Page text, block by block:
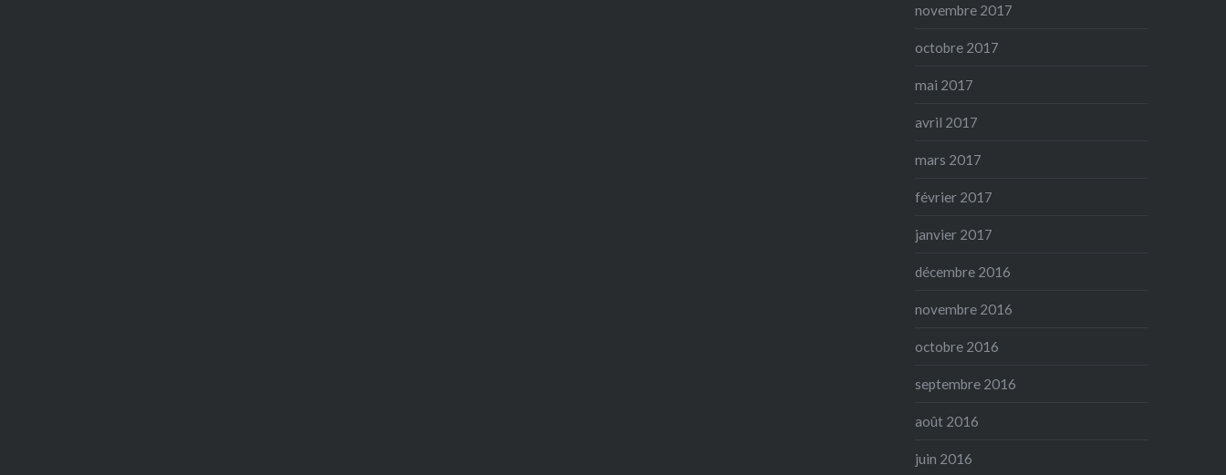
novembre 2017
octobre 2017
mai 2017
avril 2017
mars 2017
février 2017
janvier 2017
décembre 2016
novembre 2016
octobre 2016
septembre 2016
août 2016
juin 2016